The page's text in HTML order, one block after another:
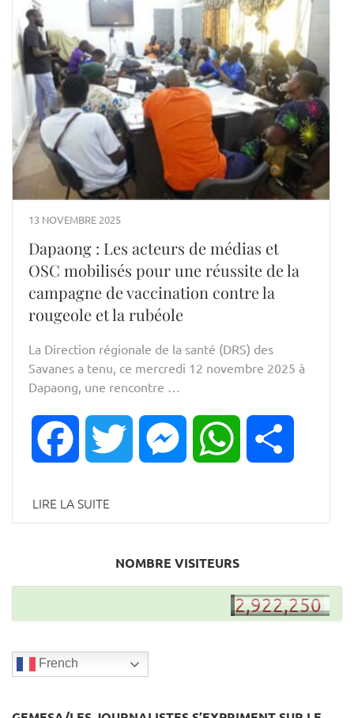
13 NOVEMBRE 2025
Dapaong : Les acteurs de médias et
OSC mobilisés pour une réussite de la
campagne de vaccination contre la
rougeole et la rubéole
La Direction régionale de la santé (DRS) des
Savanes a tenu, ce mercredi 12 novembre 2025 à
Dapaong, une rencontre …
Facebook Twitter Messenger WhatsApp
LIRE LA SUITE
NOMBRE VISITEURS
2,922,250
2,922,249
French